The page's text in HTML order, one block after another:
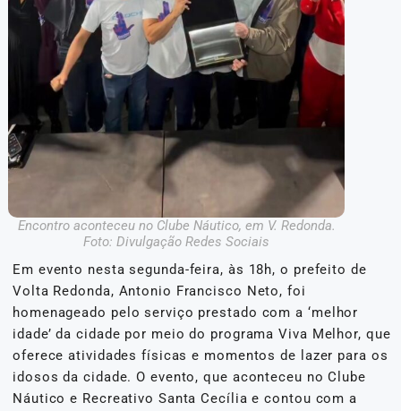
Encontro aconteceu no Clube Náutico, em V. Redonda.
Foto: Divulgação Redes Sociais
Em evento nesta segunda-feira, às 18h, o prefeito de
Volta Redonda, Antonio Francisco Neto, foi
homenageado pelo serviço prestado com a ‘melhor
idade’ da cidade por meio do programa Viva Melhor, que
oferece atividades físicas e momentos de lazer para os
idosos da cidade. O evento, que aconteceu no Clube
Náutico e Recreativo Santa Cecília e contou com a